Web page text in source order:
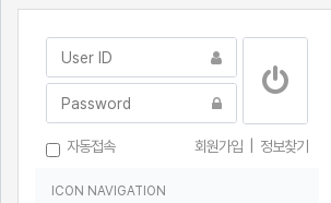
자동접속 회원가입 정보찾기
ICON NAVIGATION